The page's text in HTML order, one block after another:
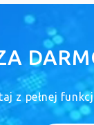
z pełnej